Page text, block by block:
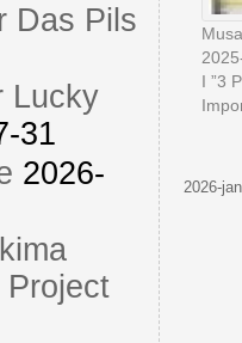
Das Pils
Lucky
31
2026-
I ”3
2026-